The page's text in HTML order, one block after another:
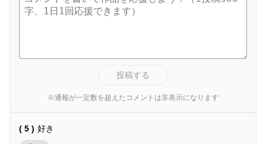
投稿する
※通報が一定数を超えたコメントは非表示になります
( 5 ) 好き